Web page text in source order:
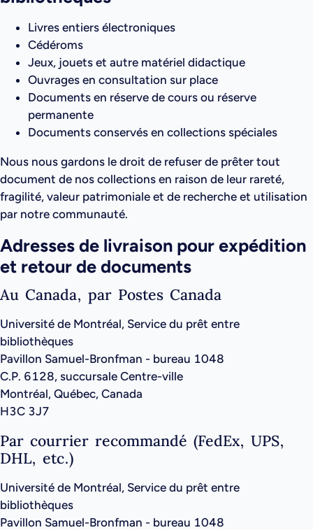
Livres entiers électroniques
Cédéroms
Jeux, jouets et autre matériel didactique
Ouvrages en consultation sur place
Documents en réserve de cours ou réserve
permanente
Documents conservés en collections spéciales
Nous nous gardons le droit de refuser de prêter tout
document de nos collections en raison de leur rareté,
fragilité, valeur patrimoniale et de recherche et utilisation
par notre communauté.
Adresses de livraison pour expédition
et retour de documents
Au Canada, par Postes Canada
Université de Montréal, Service du prêt entre
bibliothèques
Pavillon Samuel-Bronfman - bureau 1048
C.P. 6128, succursale Centre-ville
Montréal, Québec, Canada
H3C 3J7
Par courrier recommandé (FedEx, UPS,
DHL, etc.)
Université de Montréal, Service du prêt entre
bibliothèques
Pavillon Samuel-Bronfman - bureau 1048